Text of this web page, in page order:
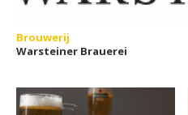
Brouwerij
Warsteiner Brauerei